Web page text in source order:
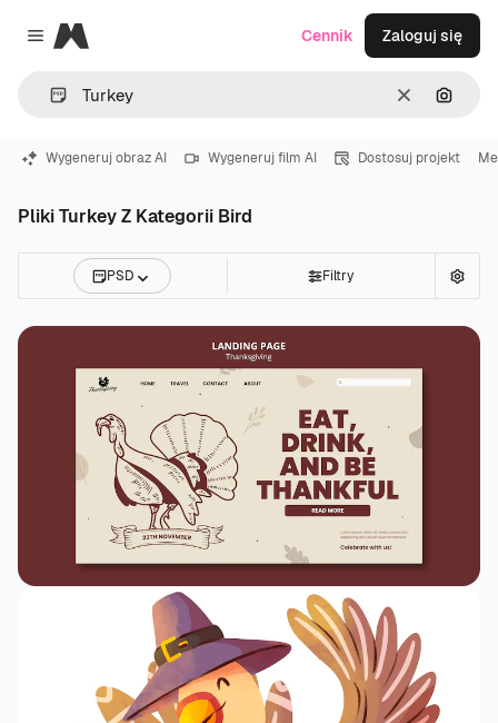
Close menu
Magnific
WyczyśćSzukaj
Cennik Zaloguj się
Wygeneruj obraz AI Wygeneruj film AI Dostosuj projekt
Pliki Turkey Z Kategorii Bird
PSD Filtry